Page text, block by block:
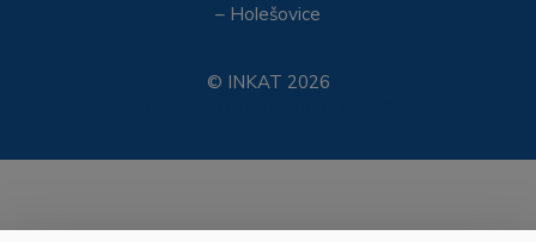
– Holešovice
© INKAT 2026